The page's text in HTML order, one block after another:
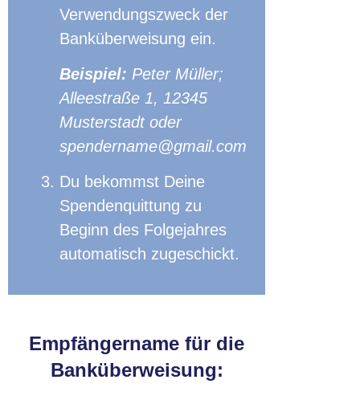
Verwendungszweck der
Banküberweisung ein.
Beispiel: Peter Müller;
Alleestraße 1, 12345
Musterstadt oder
spendername@gmail.com
Du bekommst Deine
Spendenquittung zu
Beginn des Folgejahres
automatisch zugeschickt.
Empfängername für die
Banküberweisung: